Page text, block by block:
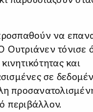
να
τόνισε
και
σε
περιβάλλον.